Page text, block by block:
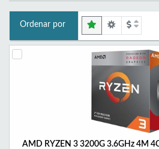
Ordenar por
AMD RYZEN 3 3200G 3.6GHz 4M